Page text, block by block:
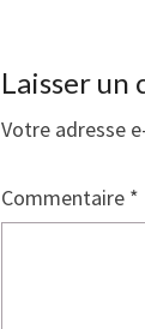
Laisser un
Votre adresse
Commentaire *